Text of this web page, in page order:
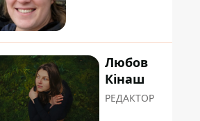
Любов
Кінаш
РЕДАКТОР